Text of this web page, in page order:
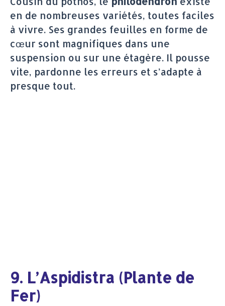
en de nombreuses variétés, toutes faciles
à vivre. Ses grandes feuilles en forme de
cœur sont magnifiques dans une
suspension ou sur une étagère. Il pousse
vite, pardonne les erreurs et s’adapte à
presque tout.
9. L’Aspidistra (Plante de
Fer)